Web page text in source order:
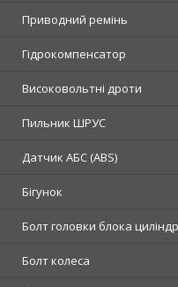
Приводний ремінь
Гідрокомпенсатор
Високовольтні дроти
Пильник ШРУС
Датчик АБС (ABS)
Бігунок
Болт головки блока
Болт колеса